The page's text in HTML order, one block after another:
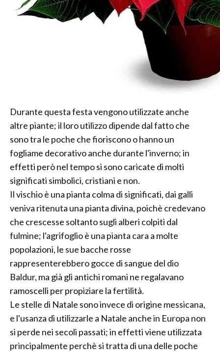
Durante questa festa vengono utilizzate anche
altre piante; il loro utilizzo dipende dal fatto che
sono tra le poche che fioriscono o hanno un
fogliame decorativo anche durante l'inverno; in
effetti però nel tempo si sono caricate di molti
significati simbolici, cristiani e non.
Il vischio è una pianta colma di significati, dai galli
veniva ritenuta una pianta divina, poichè credevano
che crescesse soltanto sugli alberi colpiti dal
fulmine; l'agrifoglio è una pianta cara a molte
popolazioni, le sue bacche rosse
rappresenterebbero gocce di sangue del dio
Baldur, ma già gli antichi romani ne regalavano
ramoscelli per propiziare la fertilità.
Le stelle di Natale sono invece di origine messicana,
e l'usanza di utilizzarle a Natale anche in Europa non
si perde nei secoli passati; in effetti viene utilizzata
principalmente perchè si tratta di una delle poche